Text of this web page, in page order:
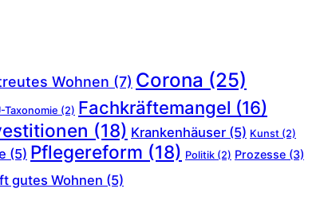
Wohnen (7) Corona (25)
Taxonomie (2) Fachkräftemangel (16)
(18) Krankenhäuser (5) Kunst (2)
(5) Pflegereform (18) Politik (2) Prozesse (3)
gutes Wohnen (5)